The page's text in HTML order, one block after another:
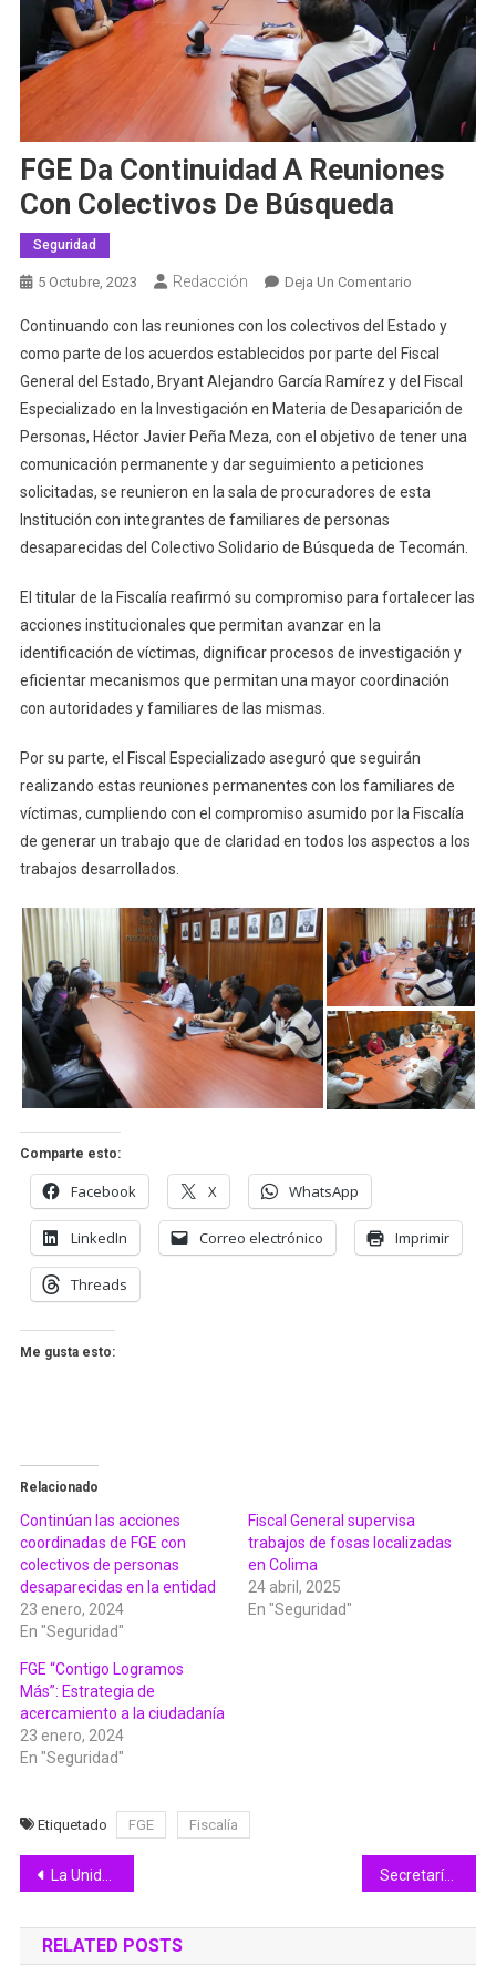
FGE Da Continuidad A Reuniones
Con Colectivos De Búsqueda
Seguridad
5 Octubre, 2023 Redacción Deja Un ComentarioEn
Da
Continuidad
A
Reuniones
Con
Colectivos
De
Continuando con las reuniones con los colectivos del Estado y
como parte de los acuerdos establecidos por parte del Fiscal
General del Estado, Bryant Alejandro García Ramírez y del Fiscal
Especializado en la Investigación en Materia de Desaparición de
Personas, Héctor Javier Peña Meza, con el objetivo de tener una
comunicación permanente y dar seguimiento a peticiones
solicitadas, se reunieron en la sala de procuradores de esta
Institución con integrantes de familiares de personas
desaparecidas del Colectivo Solidario de Búsqueda de Tecomán.
El titular de la Fiscalía reafirmó su compromiso para fortalecer las
acciones institucionales que permitan avanzar en la
identificación de víctimas, dignificar procesos de investigación y
eficientar mecanismos que permitan una mayor coordinación
con autoridades y familiares de las mismas.
Por su parte, el Fiscal Especializado aseguró que seguirán
realizando estas reuniones permanentes con los familiares de
víctimas, cumpliendo con el compromiso asumido por la Fiscalía
de generar un trabajo que de claridad en todos los aspectos a los
trabajos desarrollados.
Comparte esto:
Facebook X WhatsApp
LinkedIn Correo electrónico Imprimir
Threads
Me gusta esto:
Relacionado
Continúan las acciones
coordinadas de FGE con
colectivos de personas
desaparecidas en la entidad
23 enero, 2024
En "Seguridad"
Fiscal General supervisa
trabajos de fosas localizadas
en Colima
24 abril, 2025
En "Seguridad"
FGE “Contigo Logramos
Más”: Estrategia de
acercamiento a la ciudadanía
23 enero, 2024
En "Seguridad"
Etiquetado FGE Fiscalía
Navegación
de
entradas
La Unidad Matamoros recupera seguridad, gracias al apoyo del Dr. `Memo’ Villa. Secretaría de Educación y Cultura hace precisiones a versiones en medios sobre docentes de Educación Física
RELATED POSTS